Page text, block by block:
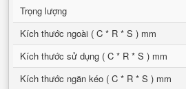
Trọng lượng
Kích thước ngoài ( C * R * S ) mm
Kích thước sử dụng ( C * R * S ) mm
Kích thước ngăn kéo ( C * R * S ) mm